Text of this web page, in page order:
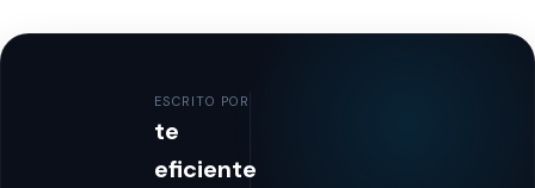
ESCRITO POR
te
eficiente